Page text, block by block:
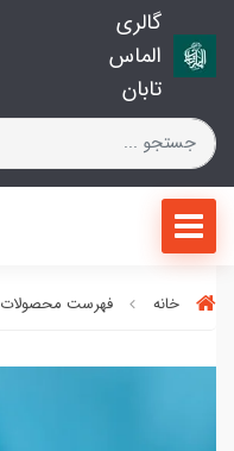
گالری
الماس
تابان
خانه فهرست محصولات